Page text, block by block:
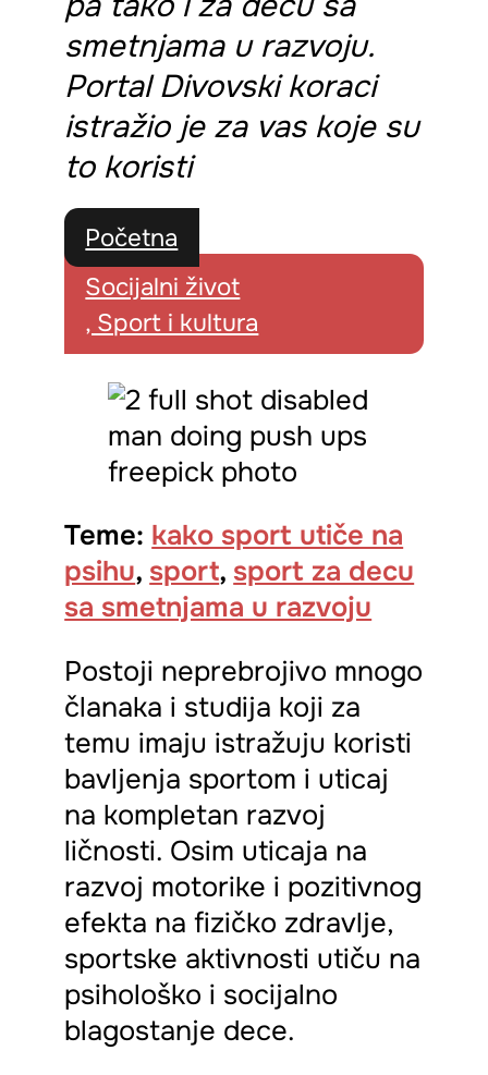
smetnjama u razvoju.
Portal Divovski koraci
istražio je za vas koje su
to koristi
Početna
Socijalni život
, Sport i kultura
Teme: kako sport utiče na
psihu, sport, sport za decu
sa smetnjama u razvoju
Postoji neprebrojivo mnogo
članaka i studija koji za
temu imaju istražuju koristi
bavljenja sportom i uticaj
na kompletan razvoj
ličnosti. Osim uticaja na
razvoj motorike i pozitivnog
efekta na fizičko zdravlje,
sportske aktivnosti utiču na
psihološko i socijalno
blagostanje dece.